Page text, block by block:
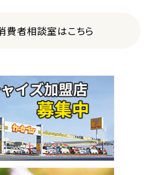
費者相談室はこちら